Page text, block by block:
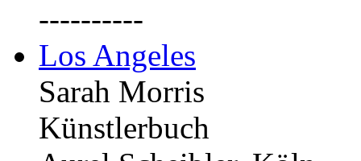
----------
Los Angeles
Sarah Morris
Künstlerbuch